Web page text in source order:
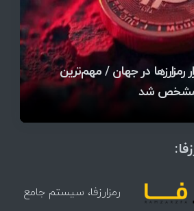
در اقتصاد دیجیتال اهمیت دارد؟
رمزارزها در جهان / مهم‌ترین
مشخص شد
رمزارزها / بیت‌کوین سبز شد
قیمت تتر، بیت‌کوین و اتریوم امروز دوشنبه ۵ مرداد
این مرز را از دست بدهد، همه‌چیز
رقابت پنهان دولت‌ها بر سر بیت‌کوین/ ۱۰ کشور برتر
/ بیت‌کوین وارد فاز تازه شد
دیجیتال؛ شکایت میلیاردی روی
و خطر فروش اجباری میلیاردها
رمزارزفا، سیستم جامع